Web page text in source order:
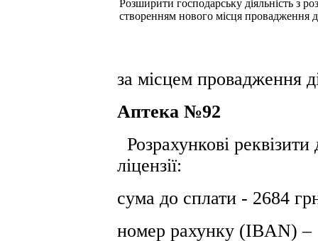
Розширити господарську діяльність з
створенням нового місця провадження
за місцем провадження
Аптека №92
Розрахункові
ліцензії:
сума до сплати - 2684
номер рахунку (IBAN) –